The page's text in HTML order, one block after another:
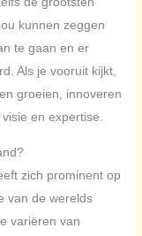
kunnen zeggen
te gaan en er
Als je vooruit kijkt,
groeien, innoveren
en expertise.
zich prominent op
van de werelds
variëren van